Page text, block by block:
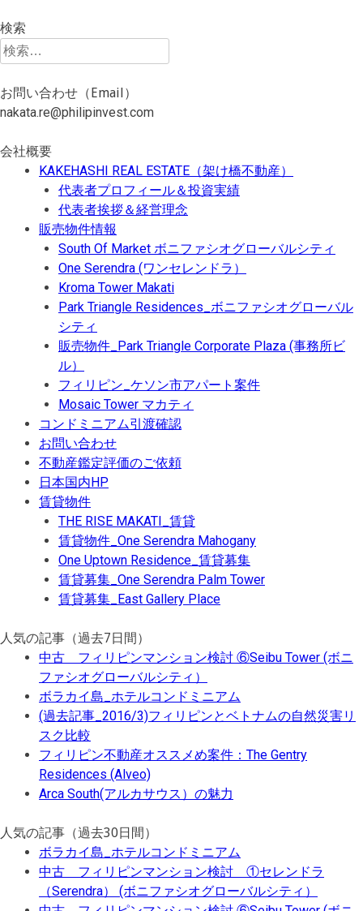
検索
検
索:
お問い合わせ（Email）
nakata.re@philipinvest.com
会社概要
KAKEHASHI REAL ESTATE（架け橋不動産）
代表者プロフィール＆投資実績
代表者挨拶＆経営理念
販売物件情報
South Of Market ボニファシオグローバルシティ
One Serendra (ワンセレンドラ）
Kroma Tower Makati
Park Triangle Residences_ボニファシオグローバル
シティ
販売物件_Park Triangle Corporate Plaza (事務所ビ
ル）
フィリピン_ケソン市アパート案件
Mosaic Tower マカティ
コンドミニアム引渡確認
お問い合わせ
不動産鑑定評価のご依頼
日本国内HP
賃貸物件
THE RISE MAKATI_賃貸
賃貸物件_One Serendra Mahogany
One Uptown Residence_賃貸募集
賃貸募集_One Serendra Palm Tower
賃貸募集_East Gallery Place
人気の記事（過去7日間）
中古 フィリピンマンション検討 ⑥Seibu Tower (ボニ
ファシオグローバルシティ）
ボラカイ島_ホテルコンドミニアム
(過去記事_2016/3)フィリピンとベトナムの自然災害リ
スク比較
フィリピン不動産オススメめ案件：The Gentry
Residences (Alveo)
Arca South(アルカサウス）の魅力
人気の記事（過去30日間）
ボラカイ島_ホテルコンドミニアム
中古 フィリピンマンション検討 ①セレンドラ
（Serendra） (ボニファシオグローバルシティ）